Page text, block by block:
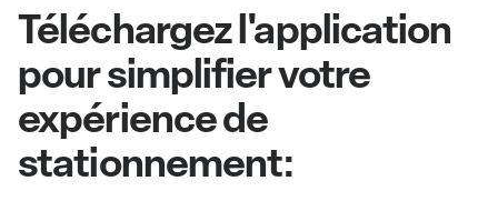
Téléchargez l'application
pour simplifier votre
expérience de
stationnement: